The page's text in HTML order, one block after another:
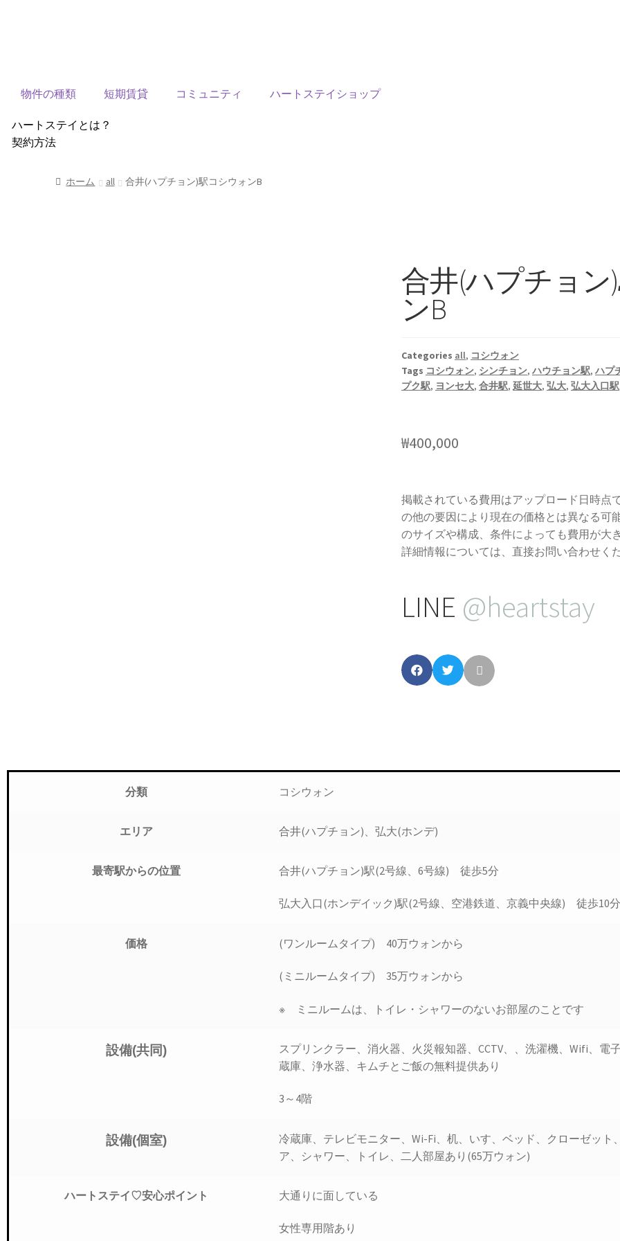
物件の種類 短期賃貸 コミュニティ ハートステイショップ
ハートステイとは？
契約方法
サービス費用ホーム all 合井(ハプチョン)駅コシウォンB
合井(ハプチョ
ンB
Categories all, コシウォン
Tags コシウォン, シンチョン, ハウチョン駅, ハプ
プク駅, ヨンセ大, 合井駅, 延世大, 弘大, 弘大入口駅
₩400,000
掲載されている費用はアップロード日時点
の他の要因により現在の価格とは異なる可
のサイズや構成、条件によっても費用が大
詳細情報については、直接お問い合わせく
LINE @heartstay
分類 コシウォン
エリア 合井(ハプチョン)、弘大(ホンデ)
最寄駅からの位置 合井(ハプチョン)駅(2号線、6号線) 徒歩5分
弘大入口(ホンデイック)駅(2号線、空港鉄道、京義中央線) 徒歩10分
価格 (ワンルームタイプ) 40万ウォンから
(ミニルームタイプ) 35万ウォンから
※ ミニルームは、トイレ・シャワーのないお部屋のことです
設備(共同)
スプリンクラー、消火器、火災報知器、CCTV、、洗濯機、Wifi、電
蔵庫、浄水器、キムチとご飯の無料提供あり
3～4階
設備(個室)
冷蔵庫、テレビモニター、Wi-Fi、机、いす、ベッド、クローゼット
ア、シャワー、トイレ、二人部屋あり(65万ウォン)
ハートステイ♡安心ポイント 大通りに面している
女性専用階あり